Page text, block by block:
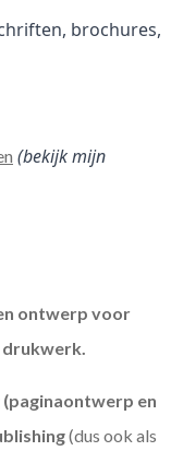
brochures,
(bekijk mijn
ontwerp voor
en
(dus ook als